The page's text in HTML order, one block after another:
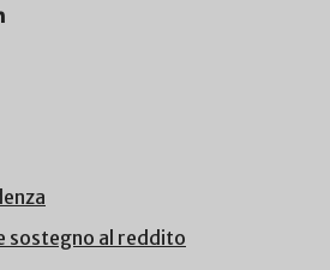
sostegno al reddito